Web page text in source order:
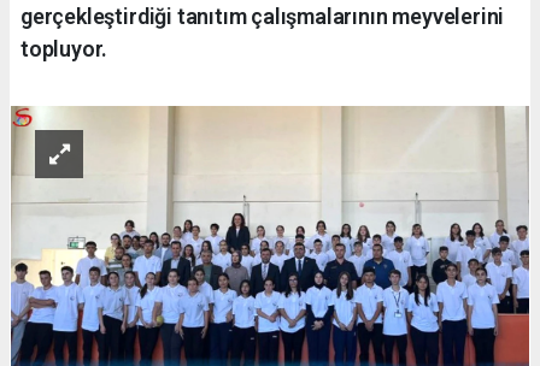
gerçekleştirdiği tanıtım çalışmalarının meyvelerini
topluyor.